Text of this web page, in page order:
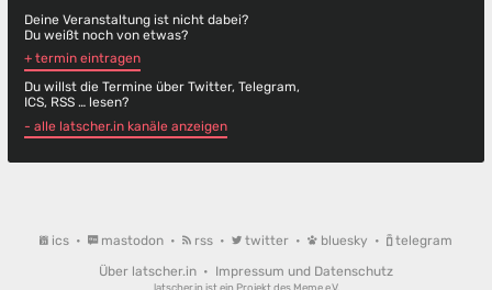
Deine Veranstaltung ist nicht dabei?
Du weißt noch von etwas?
+ termin eintragen
Du willst die Termine über Twitter, Telegram,
ICS, RSS … lesen?
- alle latscher.in kanäle anzeigen
ics • mastodon • rss • twitter • bluesky •
telegram
Über latscher.in • Impressum und Datenschutz
latscher.in ist ein Projekt des Meme e.V.